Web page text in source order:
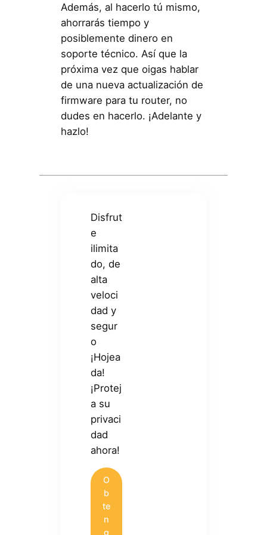
Además, al hacerlo tú mismo,
ahorrarás tiempo y
posiblemente dinero en
soporte técnico. Así que la
próxima vez que oigas hablar
de una nueva actualización de
firmware para tu router, no
dudes en hacerlo. ¡Adelante y
hazlo!
Disfrut
e
ilimita
do, de
alta
veloci
dad y
segur
o
¡Hojea
da!
¡Protej
a su
privaci
dad
ahora!
O
b
te
n
g